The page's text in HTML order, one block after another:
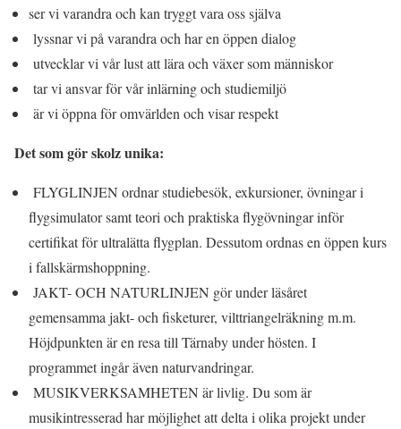
ser vi varandra och kan tryggt vara oss själva
lyssnar vi på varandra och har en öppen dialog
utvecklar vi vår lust att lära och växer som människor
tar vi ansvar för vår inlärning och studiemiljö
är vi öppna för omvärlden och visar respekt
Det som gör skolz unika:
FLYGLINJEN ordnar studiebesök, exkursioner, övningar i
flygsimulator samt teori och praktiska flygövningar inför
certifikat för ultralätta flygplan. Dessutom ordnas en öppen kurs
i fallskärmshoppning.
JAKT- OCH NATURLINJEN gör under läsåret
gemensamma jakt- och fisketurer, vilttriangelräkning m.m.
Höjdpunkten är en resa till Tärnaby under hösten. I
programmet ingår även naturvandringar.
MUSIKVERKSAMHETEN är livlig. Du som är
musikintresserad har möjlighet att delta i olika projekt under